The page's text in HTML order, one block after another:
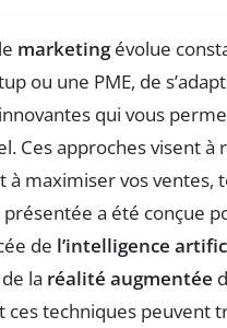
marketingévolue
ou une PME, de
qui vous
Ces approches visent à
à maximiser vos ventes,
a été conçue
de l’intelligence
la réalité augmentée
ces techniques